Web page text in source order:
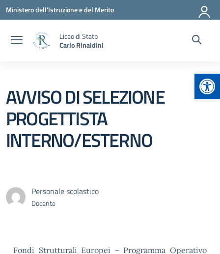
Vai ai contenuti
Vai al menu di navigazione
Vai al footer
Ministero dell'Istruzione e del Merito
Liceo di Stato
Carlo Rinaldini
AVVISO DI SELEZIONE
PROGETTISTA
INTERNO/ESTERNO
Personale scolastico
Docente
Fondi Strutturali Europei – Programma Operativo